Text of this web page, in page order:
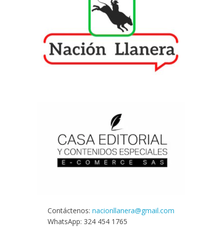
Contáctenos: nacionllanera@gmail.com
WhatsApp: 324 454 1765